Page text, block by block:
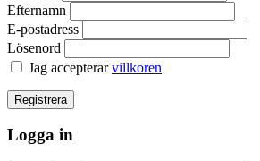
Efternamn
E-postadress
Lösenord
Jag accepterarvillkoren
Logga in